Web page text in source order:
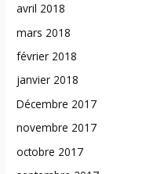
avril 2018
mars 2018
février 2018
janvier 2018
Décembre 2017
novembre 2017
octobre 2017